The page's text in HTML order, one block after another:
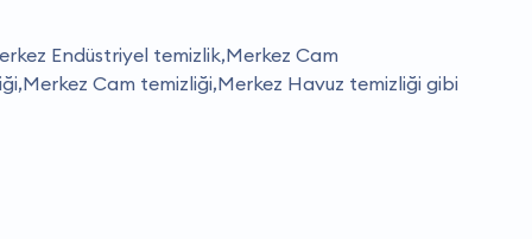
Endüstriyel temizlik,Merkez Cam
Cam temizliği,Merkez Havuz temizliği gibi